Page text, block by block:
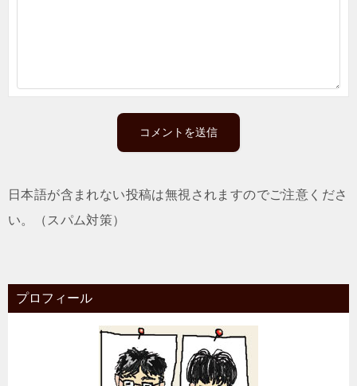
日本語が含まれない投稿は無視されますのでご注意くださ
い。（スパム対策）
プロフィール